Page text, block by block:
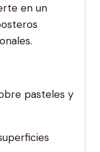
en un
pasteles y